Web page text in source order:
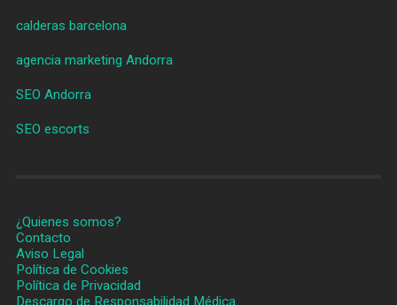
calderas barcelona
agencia marketing Andorra
SEO Andorra
SEO escorts
¿Quienes somos?
Contacto
Aviso Legal
Política de Cookies
Política de Privacidad
Descargo de Responsabilidad Médica